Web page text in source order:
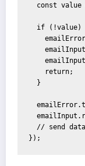
const value
if (!value)
    return;
  }
  // send data